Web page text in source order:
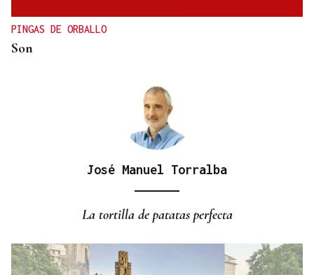
PINGAS DE ORBALLO
Son
José Manuel Torralba
La tortilla de patatas perfecta